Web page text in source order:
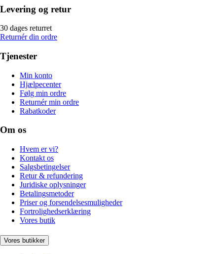
Levering og retur
30 dages returret
Returnér din ordre
Tjenester
Min konto
Hjælpecenter
Følg min ordre
Returnér min ordre
Rabatkoder
Om os
Hvem er vi?
Kontakt os
Salgsbetingelser
Retur & refundering
Juridiske oplysninger
Betalingsmetoder
Priser og forsendelsesmuligheder
Fortrolighedserklæring
Vores butik
Vores butikker